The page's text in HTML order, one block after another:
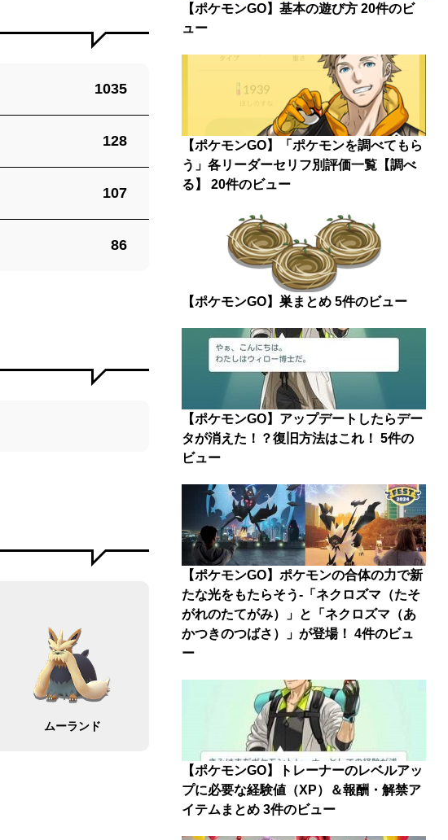
1035
128
107
86
ムーランド
【ポケモンGO】基本の遊び方 20件のビ
ュー
【ポケモンGO】「ポケモンを調べてもら
う」各リーダーセリフ別評価一覧【調べ
る】
20件のビュー
【ポケモンGO】巣まとめ 5件のビュー
【ポケモンGO】アップデートしたらデー
タが消えた！？復旧方法はこれ！ 5件の
ビュー
【ポケモンGO】ポケモンの合体の力で新
たな光をもたらそう-「ネクロズマ（たそ
がれのたてがみ）」と「ネクロズマ（あ
かつきのつばさ）」が登場！ 4件のビュ
ー
【ポケモンGO】トレーナーのレベルアッ
プに必要な経験値（XP）＆報酬・解禁ア
イテムまとめ 3件のビュー